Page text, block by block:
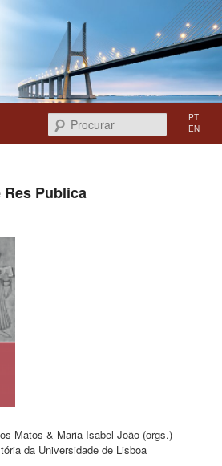
Procurar
PT
EN
Publica
Matos & Maria Isabel João (orgs.)
da Universidade de Lisboa